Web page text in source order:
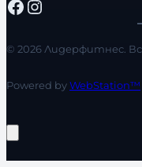
Facebook Instagram
© 2026 Лидерфитнес.
Powered byWebStation™